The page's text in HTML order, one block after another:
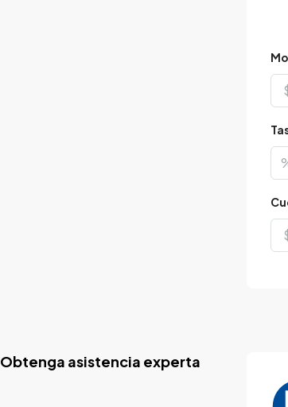
Obtenga asistencia experta